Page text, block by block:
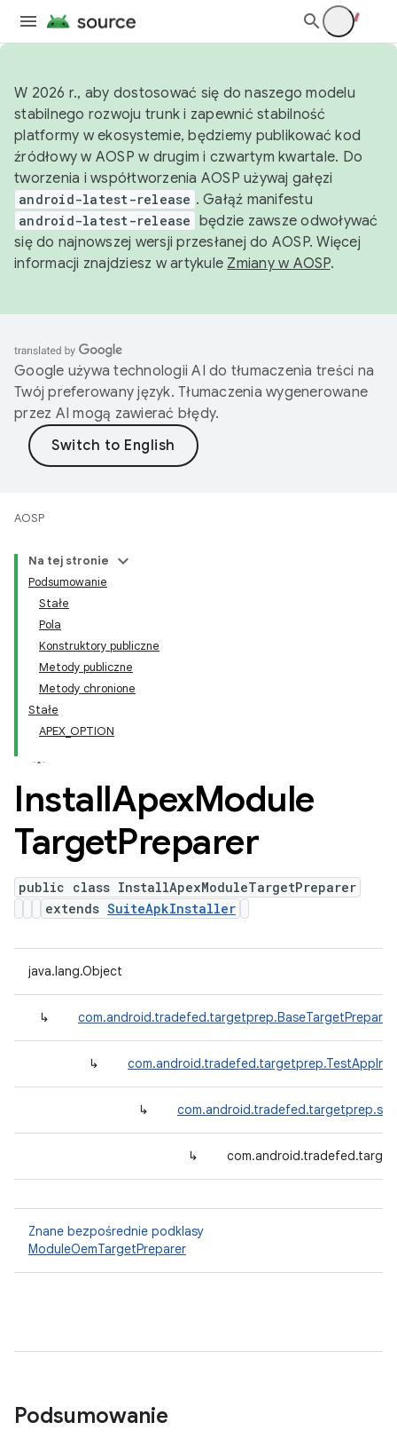
W 2026 r., aby dostosować się do naszego modelu
stabilnego rozwoju trunk i zapewnić stabilność
platformy w ekosystemie, będziemy publikować kod
źródłowy w AOSP w drugim i czwartym kwartale. Do
tworzenia i współtworzenia AOSP używaj gałęzi
android-latest-release . Gałąź manifestu
android-latest-release będzie zawsze odwoływać
się do najnowszej wersji przesłanej do AOSP. Więcej
informacji znajdziesz w artykule Zmiany w AOSP.
Google używa technologii AI do tłumaczenia treści na
Twój preferowany język. Tłumaczenia wygenerowane
przez AI mogą zawierać błędy.
AOSP
Na tej stronie
Podsumowanie
Stałe
Pola
Konstruktory publiczne
Metody publiczne
Metody chronione
Stałe
APEX_OPTION
InstallApexModule
TargetPreparer
public class InstallApexModuleTargetPreparer
extends SuiteApkInstaller
java.lang.Object
↳ com.android.tradefed.targetprep.BaseTargetPreparer
↳
↳
↳
Znane bezpośrednie podklasy
ModuleOemTargetPreparer
Podsumowanie